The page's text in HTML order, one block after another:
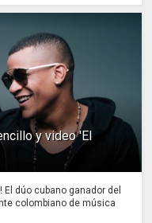
y video 'El
dúo cubano ganador del
colombiano de música